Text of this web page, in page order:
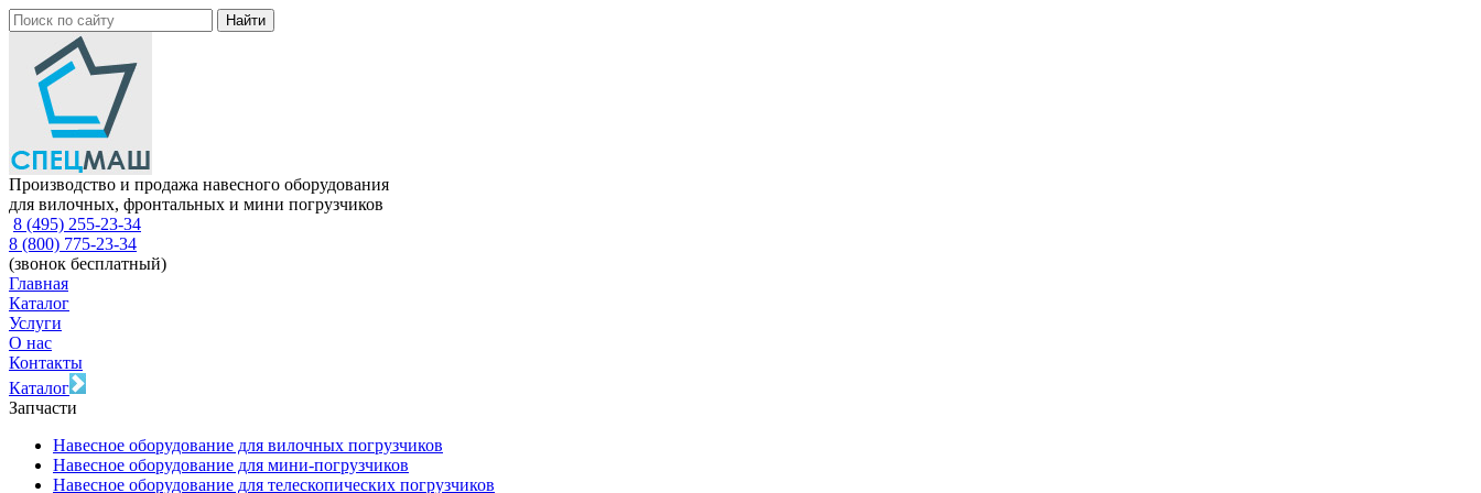
Производство и продажа навесного оборудования
для вилочных, фронтальных и мини погрузчиков
8 (495) 255-23-34
8 (800) 775-23-34
(звонок бесплатный)
Главная
Каталог
Услуги
О нас
Контакты
Каталог
Запчасти
Навесное оборудование для вилочных погрузчиков
Навесное оборудование для мини-погрузчиков
Навесное оборудование для телескопических погрузчиков